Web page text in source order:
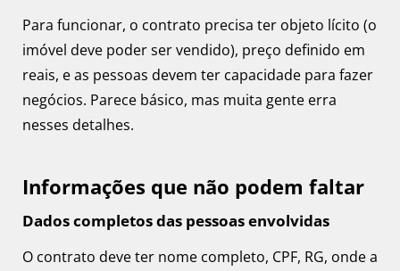
Para funcionar, o contrato precisa ter objeto lícito (o
imóvel deve poder ser vendido), preço definido em
reais, e as pessoas devem ter capacidade para fazer
negócios. Parece básico, mas muita gente erra
nesses detalhes.
Informações que não podem faltar
Dados completos das pessoas envolvidas
O contrato deve ter nome completo, CPF, RG, onde a